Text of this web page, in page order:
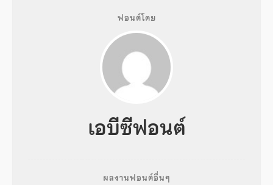
ฟอนต์โดย
เอบีซีฟอนต์
ผลงานฟอนต์อื่นๆ